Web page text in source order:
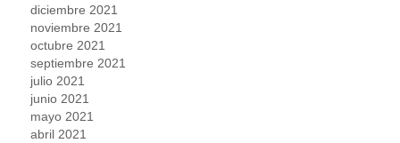
diciembre 2021
noviembre 2021
octubre 2021
septiembre 2021
julio 2021
junio 2021
mayo 2021
abril 2021